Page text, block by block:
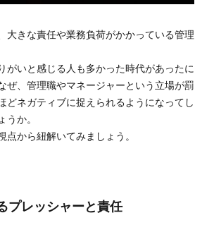
大きな責任や業務負荷がかかっている管理
がいと感じる人も多かった時代があったに
ぜ、管理職やマネージャーという立場が罰
どネガティブに捉えられるようになってし
うか。
点から紐解いてみましょう。
プレッシャーと責任